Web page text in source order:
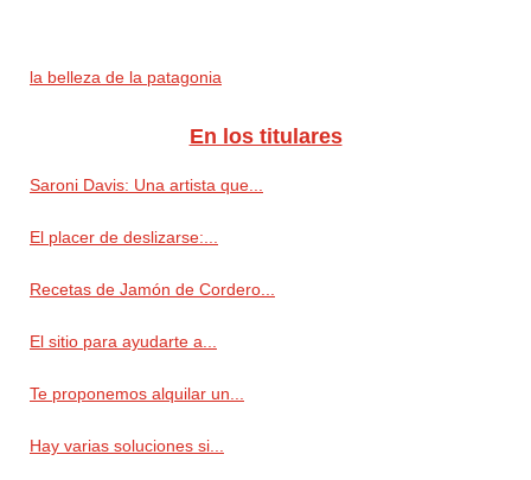
la belleza de la patagonia
En los titulares
Saroni Davis: Una artista que...
El placer de deslizarse:...
Recetas de Jamón de Cordero...
El sitio para ayudarte a...
Te proponemos alquilar un...
Hay varias soluciones si...